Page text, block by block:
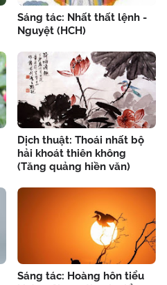
Sáng tác: Nhất thất lệnh -
Nguyệt (HCH)
Dịch thuật: Thoái nhất bộ
hải khoát thiên không
(Tăng quảng hiền văn)
Sáng tác: Hoàng hôn tiểu